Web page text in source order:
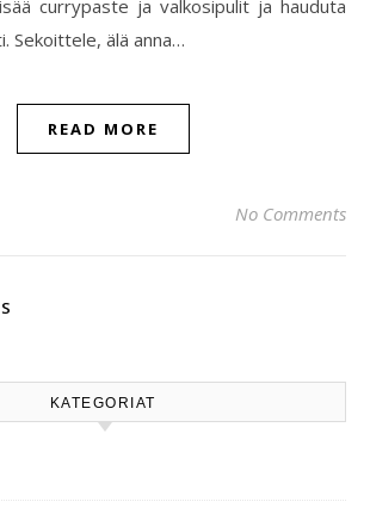
currypaste ja valkosipulit ja hauduta
Sekoittele, älä anna…
READ MORE
No Comments
KATEGORIAT